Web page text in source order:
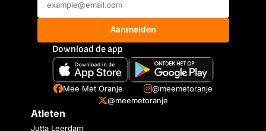
Aanmelden
Download de app
Mee Met Oranje
@meemetoranje
@meemetoranje
Atleten
Jutta Leerdam